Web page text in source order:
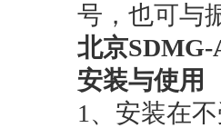
号，也可与
北京SDMG-
安装与使用
1、安装在